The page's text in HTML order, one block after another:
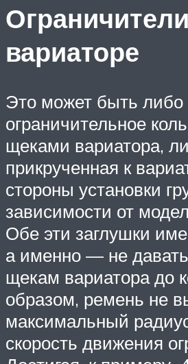
вариаторе
Это может быть либо
ограничительное
щеками вариатора,
прикрученная к
стороны установки
зависимости от
Обе эти заглушки
а именно — не
щекам вариатора до
образом, ремень не
максимальный
скорость движения